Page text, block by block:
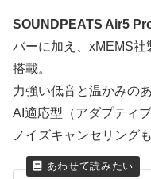
SOUNDPEATS Air5
バーに加え、xMEMS
搭載。
力強い低音と温かみの
AI適応型（アダプティ
ノイズキャンセリング